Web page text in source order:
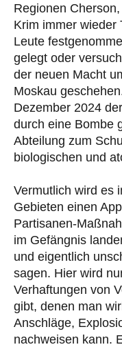
Regionen
Krim immer wieder
Leute
gelegt oder
der neuen Macht
Moskau
Dezember 2024
durch eine Bombe
Abteilung zum
biologischen und
Vermutlich wird es
Gebieten einen
Partisanen-
im Gefängnis
und eigentlich
sagen. Hier wird
Verhaftungen von
gibt, denen man
Anschläge,
nachweisen kann.